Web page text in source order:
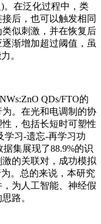
。在泛化过程中，类
后，也可以触发相同
似刺激，并在恢复后
渐增加超过阈值，虽
。
QDs/FTO的
。在光和电调制的协
，包括长短时可塑性
学习-遗忘-再学习功
集展现了88.9%的识
的关联对，成功模拟
。总的来说，本研究
为人工智能、神经假
路。